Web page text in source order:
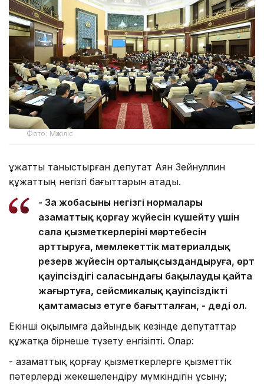
Фото: Мәжіліс
Құжатты таныстырған депутат Аян Зейнуллин
құжаттың негізгі бағыттарын атады.
- Заң жобасының негізгі нормалары
азаматтық қорғау жүйесін күшейту үшін
сала қызметкерлерінің мәртебесін
арттыруға, мемлекеттік материалдық
резерв жүйесін орталықсыздандыруға, өрт
қауіпсіздігі саласындағы бақылауды қайта
жаңғыртуға, сейсмикалық қауіпсіздікті
қамтамасыз етуге бағытталған, - деді ол.
Екінші оқылымға дайындық кезінде депутаттар
құжатқа бірнеше түзету енгізіпті. Олар:
- азаматтық қорғау қызметкерлерге қызметтік
пәтерлерді жекешелендіру мүмкіндігін ұсыну;